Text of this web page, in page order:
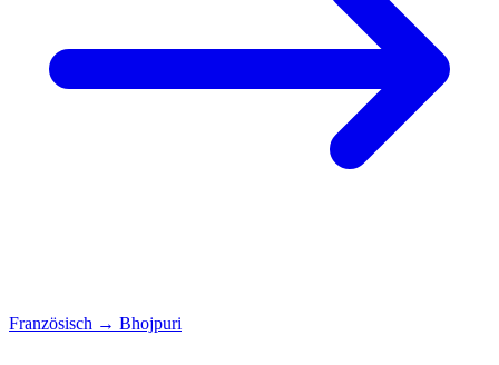
Französisch → Bhojpuri